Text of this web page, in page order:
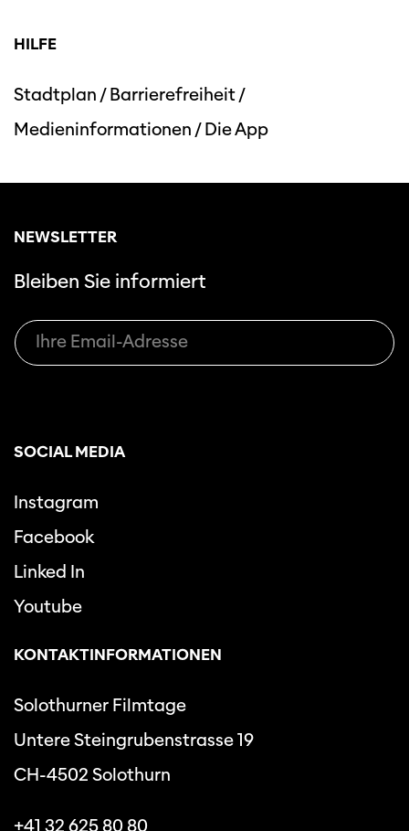
Diese Seite wird mit Internet Explorer
HILFE
Stadtplan /Barrierefreiheit/
Medieninformationen /Die App
NEWSLETTER
Bleiben Sie informiert
SOCIAL MEDIA
Instagram
Facebook
Linked In
Youtube
KONTAKTINFORMATIONEN
Solothurner Filmtage
Untere Steingrubenstrasse 19
CH-4502 Solothurn
+41 32 625 80 80